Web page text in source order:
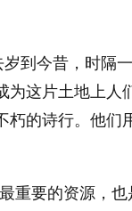
到今昔，时隔一
为这片土地上人
朽的诗行。他们
重要的资源，也